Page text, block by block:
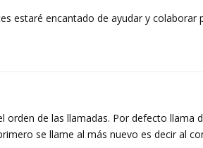
estaré encantado de ayudar y colaborar
orden de las llamadas. Por defecto llama
se llame al más nuevo es decir al